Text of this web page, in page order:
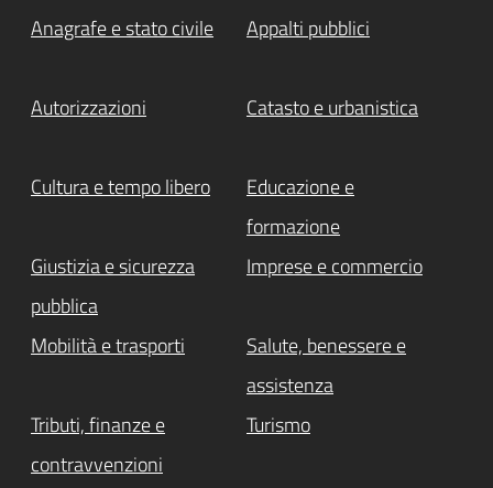
Anagrafe e stato civile Appalti pubblici
Autorizzazioni Catasto e urbanistica
Cultura e tempo libero
Educazione e
formazione
Giustizia e sicurezza
pubblica
Imprese e commercio
Mobilità e trasporti
Salute, benessere e
assistenza
Tributi, finanze e
contravvenzioni
Turismo